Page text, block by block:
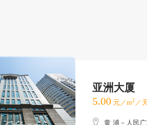
亚洲大厦
5.00 元／m2 ／
黄 浦－人民